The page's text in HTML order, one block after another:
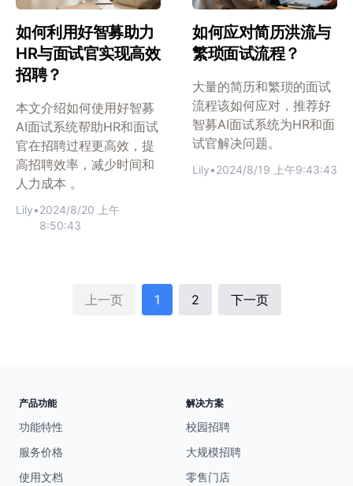
如何利用好智募助力
HR与面试官实现高效
招聘？
本文介绍如何使用好智募
AI面试系统帮助HR和面试
官在招聘过程更高效，提
高招聘效率，减少时间和
人力成本 。
Lily•2024/8/20 上午
8:50:43
如何应对简历洪流与
繁琐面试流程？
大量的简历和繁琐的面试
流程该如何应对，推荐好
智募AI面试系统为HR和面
试官解决问题。
Lily•2024/8/19 上午9:43:43
上一页 1 2 下一页
产品功能
功能特性
服务价格
使用文档
解决方案
校园招聘
大规模招聘
零售门店